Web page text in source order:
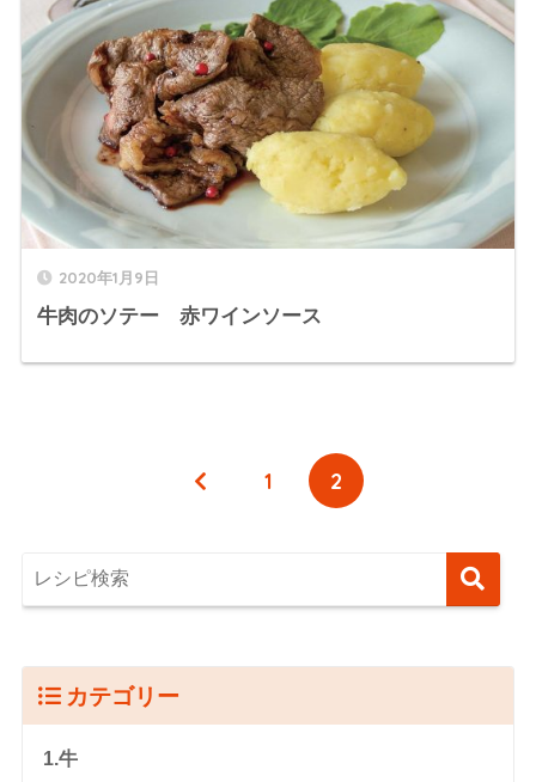
2020年1月9日
牛肉のソテー 赤ワインソース
1 2
カテゴリー
1.牛